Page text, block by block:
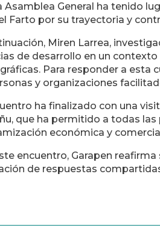
Asamblea General ha tenido
Farto por su trayectoria y
Miren Larrea,
de desarrollo en un
Para responder a esta
y organizaciones
ha finalizado con una
que ha permitido a todas
económica y
encuentro, Garapen
de respuestas